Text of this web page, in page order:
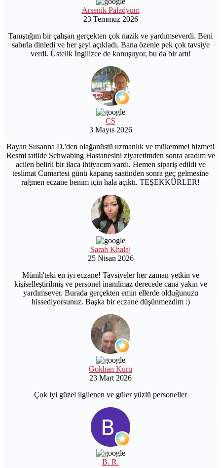
Arsenik Paladyum
23 Temmuz 2026
Tanıştığım bir çalışan gerçekten çok nazik ve yardımseverdi. Beni
sabırla dinledi ve her şeyi açıkladı. Bana özenle pek çok tavsiye
verdi. Üstelik İngilizce de konuşuyor, bu da bir artı!
CS
3 Mayıs 2026
Bayan Susanna D.'den olağanüstü uzmanlık ve mükemmel hizmet!
Resmi tatilde Schwabing Hastanesini ziyaretimden sonra aradım ve
acilen belirli bir ilaca ihtiyacım vardı. Hemen sipariş edildi ve
teslimat Cumartesi günü kapanış saatinden sonra geç gelmesine
rağmen eczane benim için hala açıktı. TEŞEKKÜRLER!
Sarah Khalaj
25 Nisan 2026
Münih'teki en iyi eczane! Tavsiyeler her zaman yetkin ve
kişiselleştirilmiş ve personel inanılmaz derecede cana yakın ve
yardımsever. Burada gerçekten emin ellerde olduğunuzu
hissediyorsunuz. Başka bir eczane düşünmezdim :)
Gokhan Kuru
23 Mart 2026
Çok iyi güzel ilgilenen ve güler yüzlü personeller
B. R.